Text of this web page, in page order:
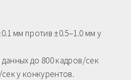
мм против ±0.5–1.0 мм у
до 800 кадров/сек
у конкурентов.